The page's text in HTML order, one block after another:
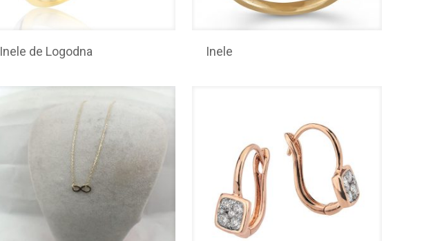
Inele de Logodna Inele